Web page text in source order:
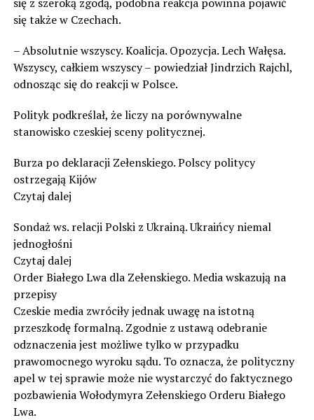
się także w Czechach.
– Absolutnie wszyscy. Koalicja. Opozycja. Lech Wałęsa.
Wszyscy, całkiem wszyscy – powiedział Jindrzich Rajchl,
odnosząc się do reakcji w Polsce.
Polityk podkreślał, że liczy na porównywalne
stanowisko czeskiej sceny politycznej.
Burza po deklaracji Zełenskiego. Polscy politycy
ostrzegają Kijów
Czytaj dalej
Sondaż ws. relacji Polski z Ukrainą. Ukraińcy niemal
jednogłośni
Czytaj dalej
Order Białego Lwa dla Zełenskiego. Media wskazują na
przepisy
Czeskie media zwróciły jednak uwagę na istotną
przeszkodę formalną. Zgodnie z ustawą odebranie
odznaczenia jest możliwe tylko w przypadku
prawomocnego wyroku sądu. To oznacza, że polityczny
apel w tej sprawie może nie wystarczyć do faktycznego
pozbawienia Wołodymyra Zełenskiego Orderu Białego
Lwa.